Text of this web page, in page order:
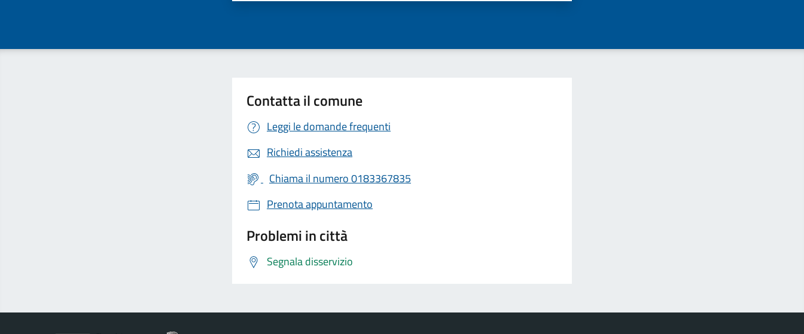
Contatta il comune
Leggi le domande frequenti
Richiedi assistenza
Chiama il numero 0183367835
Prenota appuntamento
Problemi in città
Segnala disservizio